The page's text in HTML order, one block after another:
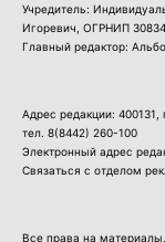
Учредитель:
Игоревич, ОГРНИП
Главный редактор:
Адрес редакции:
тел. 8(8442) 260-100
Электронный адрес
Связаться с отделом
Все права на